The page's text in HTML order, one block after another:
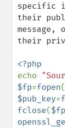
specific
their
message,
their
echo
$fp=fopen(
$pub_key=
fclose($fp